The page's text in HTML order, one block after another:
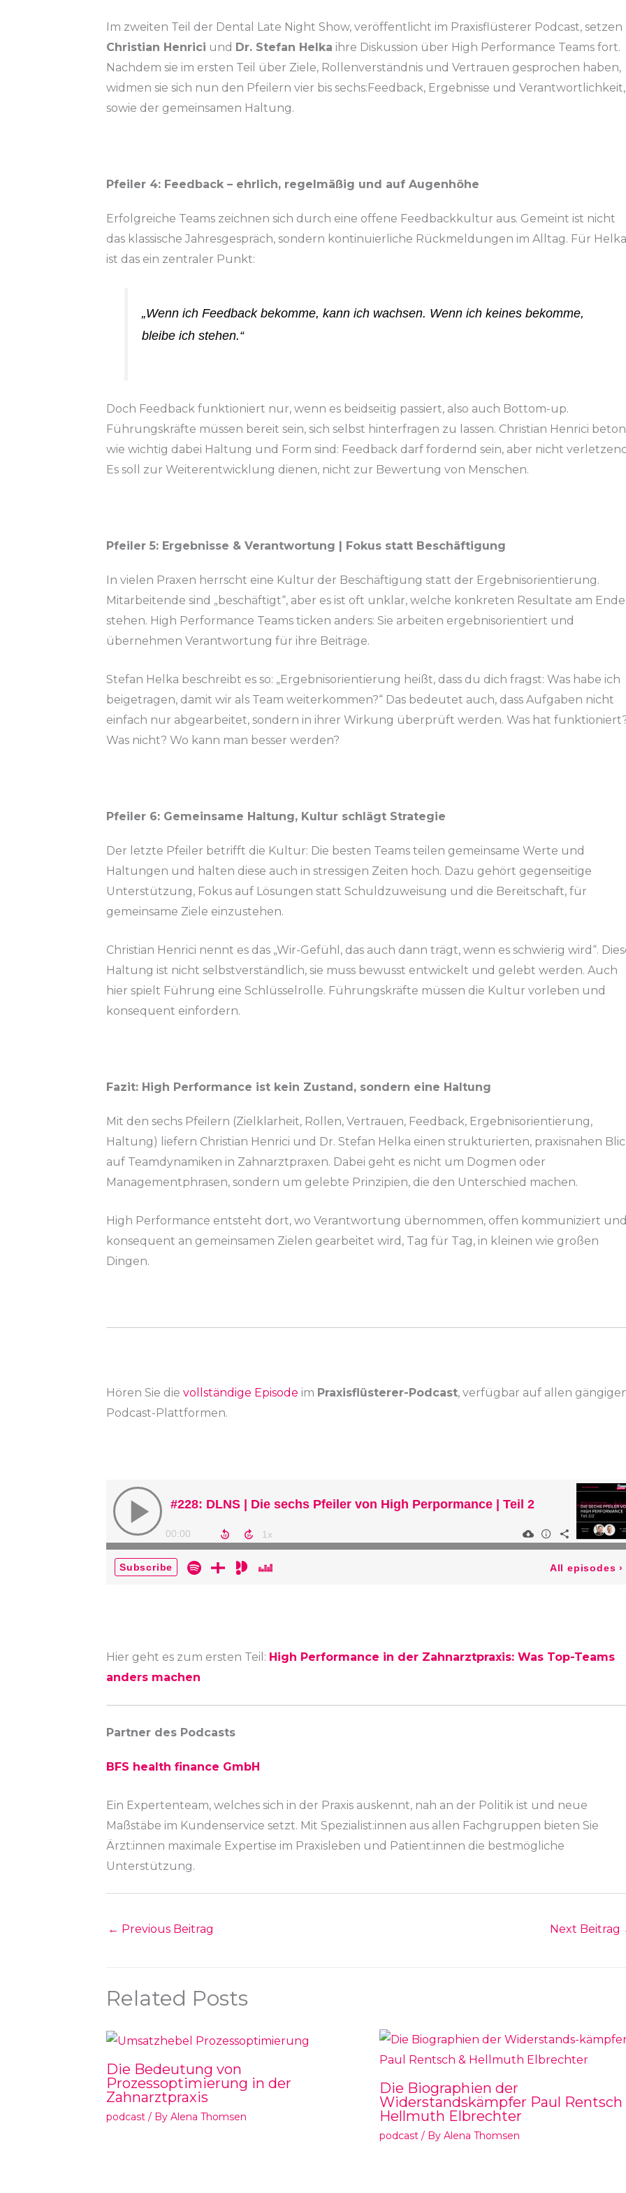
Im zweiten Teil der Dental Late Night Show, veröffentlicht im Praxisflüsterer Podcast, setzen
Christian Henrici und Dr. Stefan Helka ihre Diskussion über High Performance Teams fort.
Nachdem sie im ersten Teil über Ziele, Rollenverständnis und Vertrauen gesprochen haben,
widmen sie sich nun den Pfeilern vier bis sechs:Feedback, Ergebnisse und Verantwortlichkeit,
sowie der gemeinsamen Haltung.
Pfeiler 4: Feedback – ehrlich, regelmäßig und auf Augenhöhe
Erfolgreiche Teams zeichnen sich durch eine offene Feedbackkultur aus. Gemeint ist nicht
das klassische Jahresgespräch, sondern kontinuierliche Rückmeldungen im Alltag. Für Helka
ist das ein zentraler Punkt:
„Wenn ich Feedback bekomme, kann ich wachsen. Wenn ich keines bekomme,
bleibe ich stehen.“
Doch Feedback funktioniert nur, wenn es beidseitig passiert, also auch Bottom-up.
Führungskräfte müssen bereit sein, sich selbst hinterfragen zu lassen. Christian Henrici
wie wichtig dabei Haltung und Form sind: Feedback darf fordernd sein, aber nicht
Es soll zur Weiterentwicklung dienen, nicht zur Bewertung von Menschen.
Pfeiler 5: Ergebnisse & Verantwortung | Fokus statt Beschäftigung
In vielen Praxen herrscht eine Kultur der Beschäftigung statt der Ergebnisorientierung.
Mitarbeitende sind „beschäftigt“, aber es ist oft unklar, welche konkreten Resultate am Ende
stehen. High Performance Teams ticken anders: Sie arbeiten ergebnisorientiert und
übernehmen Verantwortung für ihre Beiträge.
Stefan Helka beschreibt es so: „Ergebnisorientierung heißt, dass du dich fragst: Was habe ich
beigetragen, damit wir als Team weiterkommen?“ Das bedeutet auch, dass Aufgaben nicht
einfach nur abgearbeitet, sondern in ihrer Wirkung überprüft werden. Was hat
Was nicht? Wo kann man besser werden?
Pfeiler 6: Gemeinsame Haltung, Kultur schlägt Strategie
Der letzte Pfeiler betrifft die Kultur: Die besten Teams teilen gemeinsame Werte und
Haltungen und halten diese auch in stressigen Zeiten hoch. Dazu gehört gegenseitige
Unterstützung, Fokus auf Lösungen statt Schuldzuweisung und die Bereitschaft, für
gemeinsame Ziele einzustehen.
Christian Henrici nennt es das „Wir-Gefühl, das auch dann trägt, wenn es schwierig wird“.
Haltung ist nicht selbstverständlich, sie muss bewusst entwickelt und gelebt werden. Auch
hier spielt Führung eine Schlüsselrolle. Führungskräfte müssen die Kultur vorleben und
konsequent einfordern.
Fazit: High Performance ist kein Zustand, sondern eine Haltung
Mit den sechs Pfeilern (Zielklarheit, Rollen, Vertrauen, Feedback, Ergebnisorientierung,
Haltung) liefern Christian Henrici und Dr. Stefan Helka einen strukturierten, praxisnahen
auf Teamdynamiken in Zahnarztpraxen. Dabei geht es nicht um Dogmen oder
Managementphrasen, sondern um gelebte Prinzipien, die den Unterschied machen.
High Performance entsteht dort, wo Verantwortung übernommen, offen kommuniziert
konsequent an gemeinsamen Zielen gearbeitet wird, Tag für Tag, in kleinen wie großen
Dingen.
Hören Sie die vollständige Episode im Praxisflüsterer-Podcast, verfügbar auf allen
Podcast-Plattformen.
Hier geht es zum ersten Teil: High Performance in der Zahnarztpraxis: Was Top-Teams
anders machen
Partner des Podcasts
BFS health finance GmbH
Ein Expertenteam, welches sich in der Praxis auskennt, nah an der Politik ist und neue
Maßstäbe im Kundenservice setzt. Mit Spezialist:innen aus allen Fachgruppen bieten Sie
Ärzt:innen maximale Expertise im Praxisleben und Patient:innen die bestmögliche
Unterstützung.
← Previous Beitrag Next Beitrag
Related Posts
Die Bedeutung von
Prozessoptimierung in der
Zahnarztpraxis
podcast / By Alena Thomsen
Die Biographien der
Widerstandskämpfer Paul Rentsch
Hellmuth Elbrechter
podcast / ByAlena Thomsen